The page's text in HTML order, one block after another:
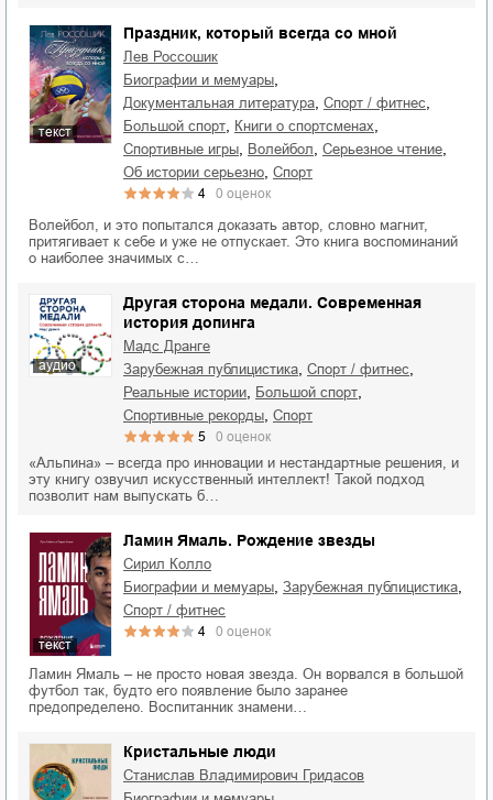
текст
Праздник, который всегда со мной
Лев Россошик
биографии и мемуары,
документальная литература, спорт / фитнес,
большой спорт, книги о спортсменах,
спортивные игры, волейбол, серьезное чтение,
об истории серьезно, спорт
4 0 оценок
Волейбол, и это попытался доказать автор, словно магнит,
притягивает к себе и уже не отпускает. Это книга воспоминаний
о наиболее значимых с…
аудио
Другая сторона медали. Современная
история допинга
Мадс Дранге
зарубежная публицистика, спорт / фитнес,
реальные истории, большой спорт,
спортивные рекорды, спорт
5 0 оценок
«Альпина» – всегда про инновации и нестандартные решения, и
эту книгу озвучил искусственный интеллект! Такой подход
позволит нам выпускать б…
текст
Ламин Ямаль. Рождение звезды
Сирил Колло
биографии и мемуары, зарубежная публицистика,
спорт / фитнес
4 0 оценок
Ламин Ямаль – не просто новая звезда. Он ворвался в большой
футбол так, будто его появление было заранее
предопределено. Воспитанник знамени…
Кристальные люди
Станислав Владимирович Гридасов